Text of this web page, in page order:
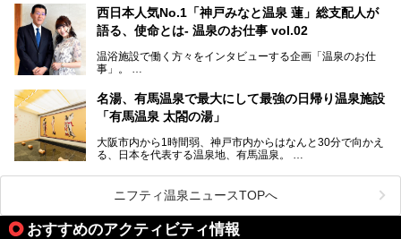
華街をはじめ、きらびやかに発展したハーバーランドなど、
人気観光スポットもめじろ押しです。
そして、温泉好きの視点から見ると、神戸市といえば何とい
湯です。そのお湯をリーズナブルに体験できる健康ランドや
スーパー銭湯があったら……。今回はそんな希望に沿う施設
きます！
西日本人気No.1「神戸みなと温泉 蓮」総支配人が
語る、使命とは- 温泉のお仕事 vol.02
温浴施設で働く方々をインタビューする企画「温泉のお仕
事」。
ング西日本1位、2年連続「ベストオブ宿泊賞」に輝いた
「神戸みなと温泉 蓮」の魅力に迫りました！
名湯、有馬温泉で最大にして最強の日帰り温泉施設
「有馬温泉 太閤の湯」
大阪市内から1時間弱、神戸市内からはなんと30分で向かえ
る、日本を代表する温泉地、有馬温泉。
有名な「金泉」と「銀泉」に加え、人工のの炭酸泉まで楽し
める、ある意味「最強」ともいえる施設です。
今回は自慢のお湯をメインにその魅力の数々を紹介します！
ニフティ温泉ニュースTOPへ
おすすめのアクティビティ情報